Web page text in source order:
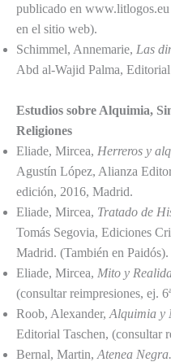
publicado en
en el sitio web).
Schimmel, Annemarie, Las
Abd al-Wajid Palma,
Estudios sobre Alquimia,
Religiones
Eliade, Mircea, Herreros y
Agustín López, Alianza
edición, 2016, Madrid.
Eliade, Mircea, Tratado de
Tomás Segovia, Ediciones
Madrid. (También en Paidós).
Eliade, Mircea, Mito y
(consultar reimpresiones, ej.
Roob, Alexander, Alquimia y
Editorial Taschen, (consultar
Bernal, Martin, Atenea